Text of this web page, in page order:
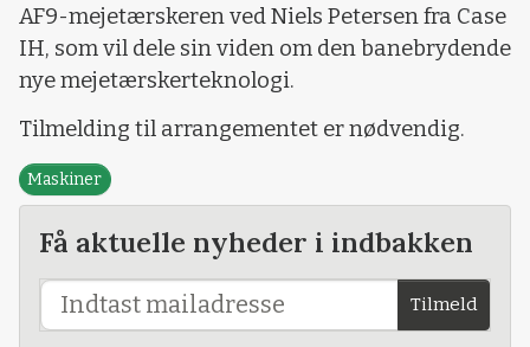
AF9-mejetærskeren ved Niels Petersen fra Case
IH, som vil dele sin viden om den banebrydende
nye mejetærskerteknologi.
Tilmelding til arrangementet er nødvendig.
Maskiner
Få aktuelle nyheder i indbakken
Tilmeld